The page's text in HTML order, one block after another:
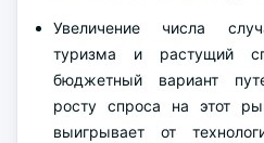
Увеличение числа
туризма и растущий
бюджетный вариант
росту спроса на этот
выигрывает от